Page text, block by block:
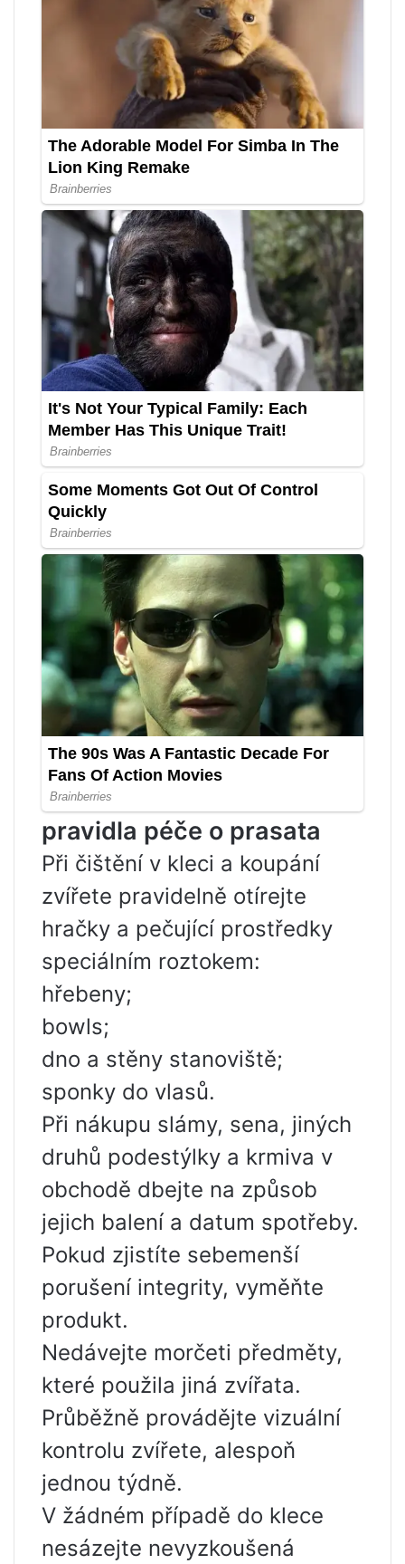
pravidla péče o prasata
Při čištění v kleci a koupání
zvířete pravidelně otírejte
hračky a pečující prostředky
speciálním roztokem:
hřebeny;
bowls;
dno a stěny stanoviště;
sponky do vlasů.
Při nákupu slámy, sena, jiných
druhů podestýlky a krmiva v
obchodě dbejte na způsob
jejich balení a datum spotřeby.
Pokud zjistíte sebemenší
porušení integrity, vyměňte
produkt.
Nedávejte morčeti předměty,
které použila jiná zvířata.
Průběžně provádějte vizuální
kontrolu zvířete, alespoň
jednou týdně.
V žádném případě do klece
nesázejte nevyzkoušená